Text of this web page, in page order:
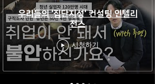
우리들의 '집단지성' 컨설팅 인텔리
전스
시청하기